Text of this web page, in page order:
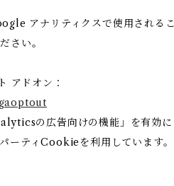
アナリティクスで使用され
さい。
アドオン：
の広告向けの機能」を有効
ティCookieを利用しています。